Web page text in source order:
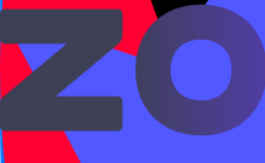
Сравнения
Наречия·Части
HSK 3
·HSK
Открыть →
HSK 3HSK 3